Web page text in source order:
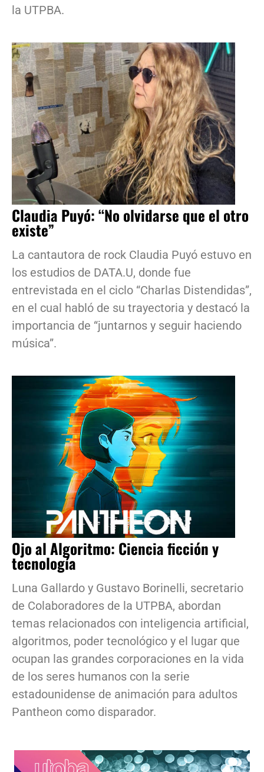
la UTPBA.
Claudia Puyó: “No olvidarse que el otro
existe”
La cantautora de rock Claudia Puyó estuvo en
los estudios de DATA.U, donde fue
entrevistada en el ciclo “Charlas Distendidas”,
en el cual habló de su trayectoria y destacó la
importancia de “juntarnos y seguir haciendo
música”.
Ojo al Algoritmo: Ciencia ficción y
tecnología
Luna Gallardo y Gustavo Borinelli, secretario
de Colaboradores de la UTPBA, abordan
temas relacionados con inteligencia artificial,
algoritmos, poder tecnológico y el lugar que
ocupan las grandes corporaciones en la vida
de los seres humanos con la serie
estadounidense de animación para adultos
Pantheon como disparador.